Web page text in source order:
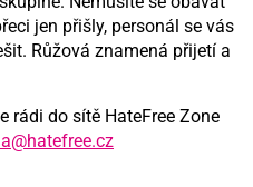
jen přišly, personál se vás
Růžová znamená přijetí a
rádi do sítě HateFree Zone